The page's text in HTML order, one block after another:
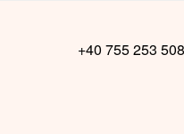
+40 755 253 508